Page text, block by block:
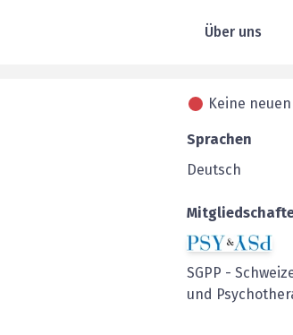
Über uns
Keine
Sprachen
Deutsch
SGPP -
und